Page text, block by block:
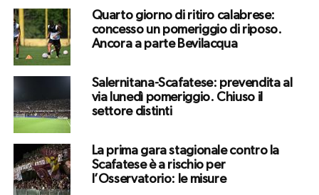
Quarto giorno di ritiro calabrese:
concesso un pomeriggio di riposo.
Ancora a parte Bevilacqua
Salernitana-Scafatese: prevendita al
via lunedì pomeriggio. Chiuso il
settore distinti
La prima gara stagionale contro la
Scafatese è a rischio per
l’Osservatorio: le misure